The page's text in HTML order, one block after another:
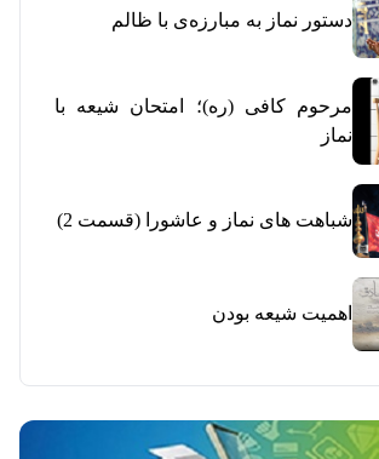
دستور نماز به مبارزه‌ی با ظالم
مرحوم کافی (ره)؛ امتحان شیعه با
نماز
شباهت های نماز و عاشورا (قسمت 2)
اهمیت شیعه بودن